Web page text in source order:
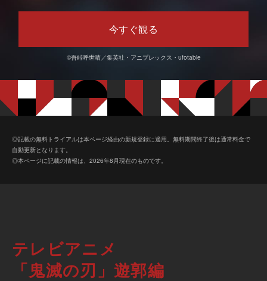
今すぐ観る
©吾峠呼世晴／集英社・アニプレックス・ufotable
◎記載の無料トライアルは本ページ経由の新規登録に適用。無料期間終了後は通常料金で
自動更新となります。
◎本ページに記載の情報は、2026年8月現在のものです。
テレビアニメ
「鬼滅の刃」遊郭編